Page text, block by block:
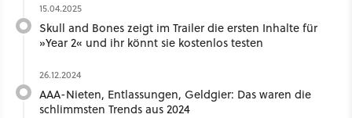
15.04.2025
Skull and Bones zeigt im Trailer die ersten Inhalte für
»Year 2« und ihr könnt sie kostenlos testen
26.12.2024
AAA-Nieten, Entlassungen, Geldgier: Das waren die
schlimmsten Trends aus 2024